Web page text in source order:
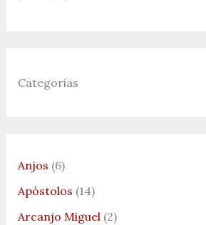
Categorias
Anjos (6)
Apóstolos (14)
Arcanjo Miguel(2)